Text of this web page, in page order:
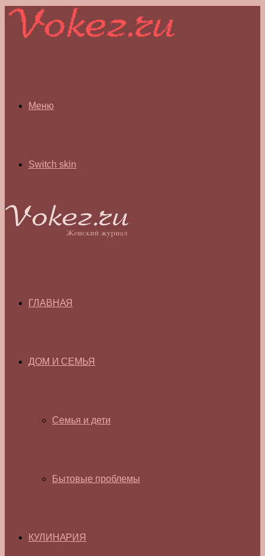
Меню
Switch skin
ГЛАВНАЯ
ДОМ И СЕМЬЯ
Семья и дети
Бытовые проблемы
КУЛИНАРИЯ